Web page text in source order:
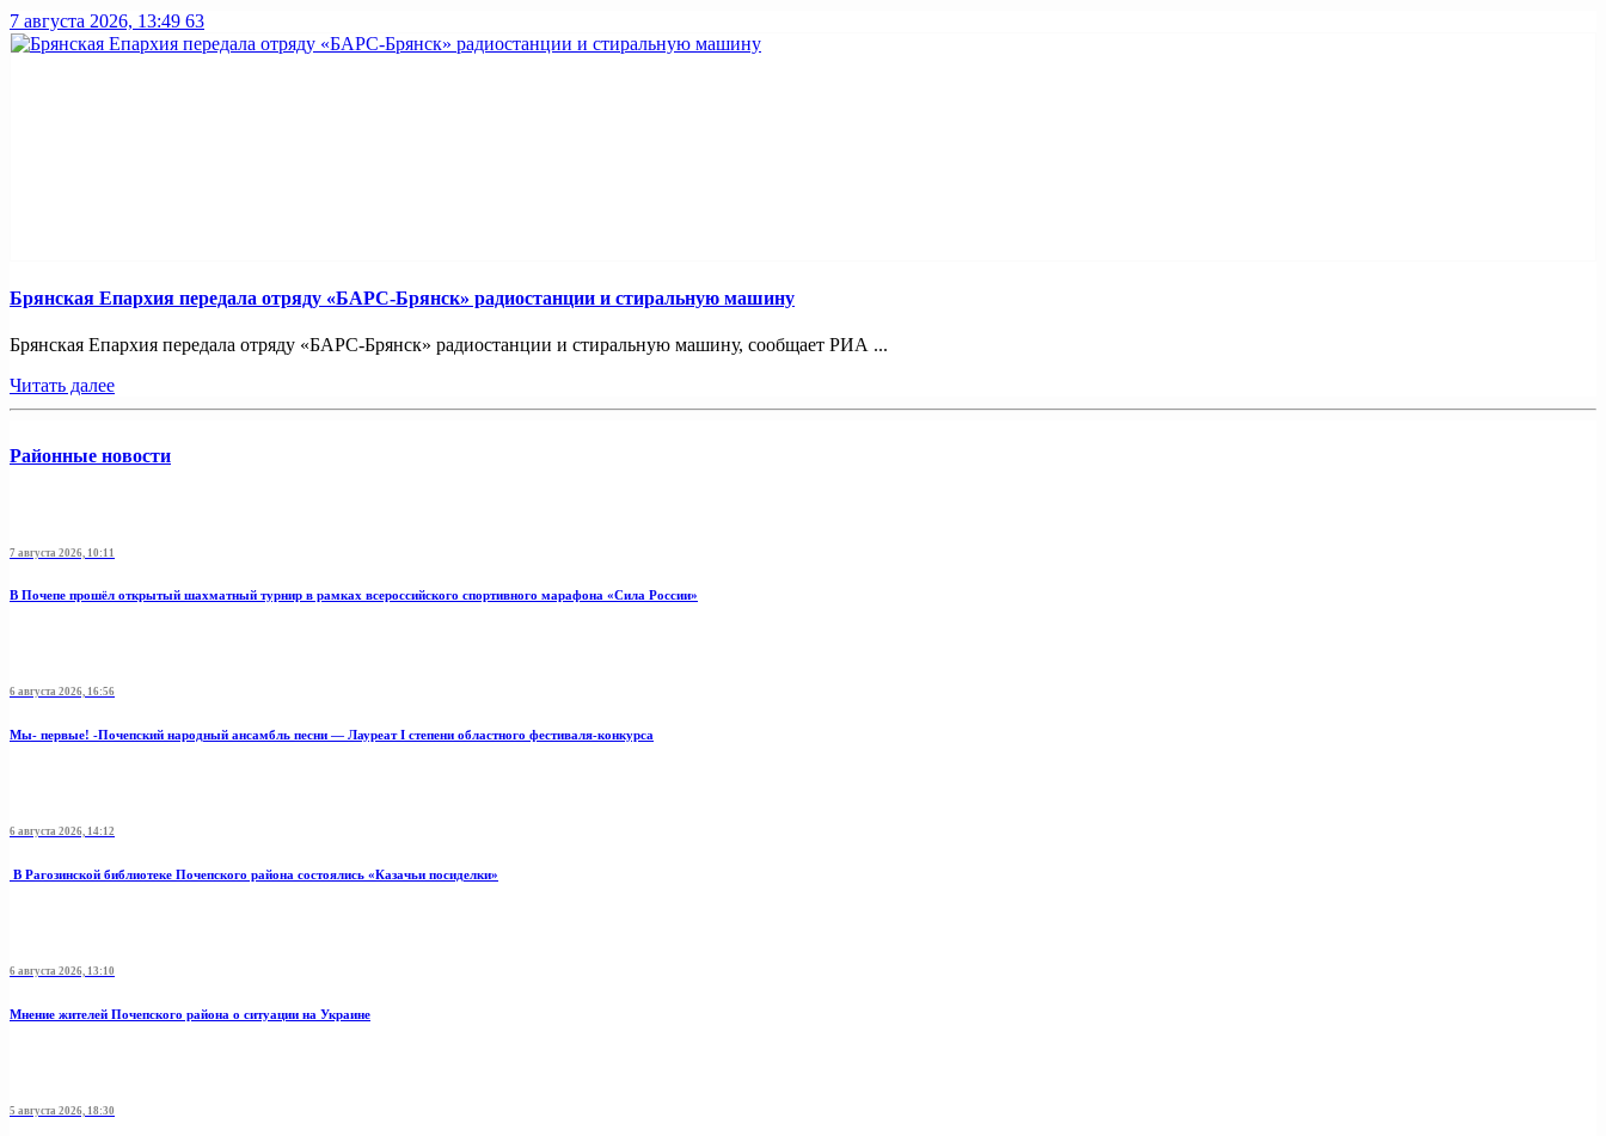
7 августа 2026, 13:49 63
Брянская Епархия передала отряду «БАРС-Брянск» радиостанции и стиральную машину
Брянская Епархия передала отряду «БАРС-Брянск» радиостанции и стиральную машину, сообщает РИА ...
Читать далее
Районные новости
7 августа 2026, 10:11
В Почепе прошёл открытый шахматный турнир в рамках всероссийского спортивного марафона «Сила России»
6 августа 2026, 16:56
Мы- первые! -Почепский народный ансамбль песни — Лауреат I степени областного фестиваля-конкурса
6 августа 2026, 14:12
В Рагозинской библиотеке Почепского района состоялись «Казачьи посиделки»
6 августа 2026, 13:10
Мнение жителей Почепского района о ситуации на Украине
5 августа 2026, 18:30